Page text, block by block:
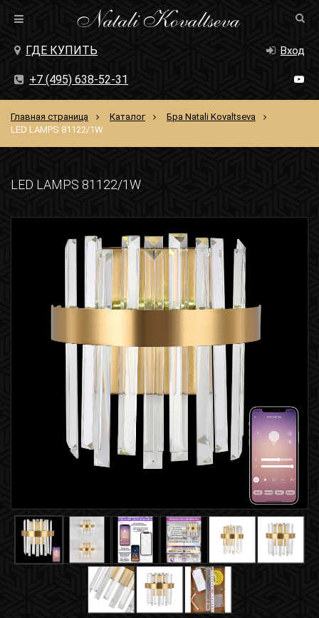
+7 (495) 638-52-31
ГДЕ КУПИТЬ Вход
Главная страница Каталог
Бра Natali Kovaltseva
LED LAMPS 81122/1W
LED LAMPS 81122/1W